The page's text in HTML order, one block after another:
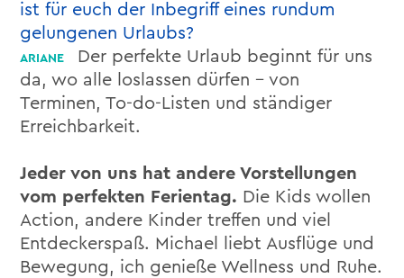
ist für euch der Inbegriff eines rundum
gelungenen Urlaubs?
Der perfekte Urlaub beginnt für uns
da, wo alle loslassen dürfen – von
Terminen, To-do-Listen und ständiger
Erreichbarkeit.
Jeder von uns hat andere Vorstellungen
vom perfekten Ferientag. Die Kids wollen
Action, andere Kinder treffen und viel
Entdeckerspaß. Michael liebt Ausflüge und
Bewegung, ich genieße Wellness und Ruhe.